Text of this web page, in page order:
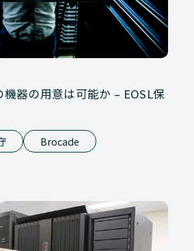
器の用意は可能か – EOSL保
Brocade